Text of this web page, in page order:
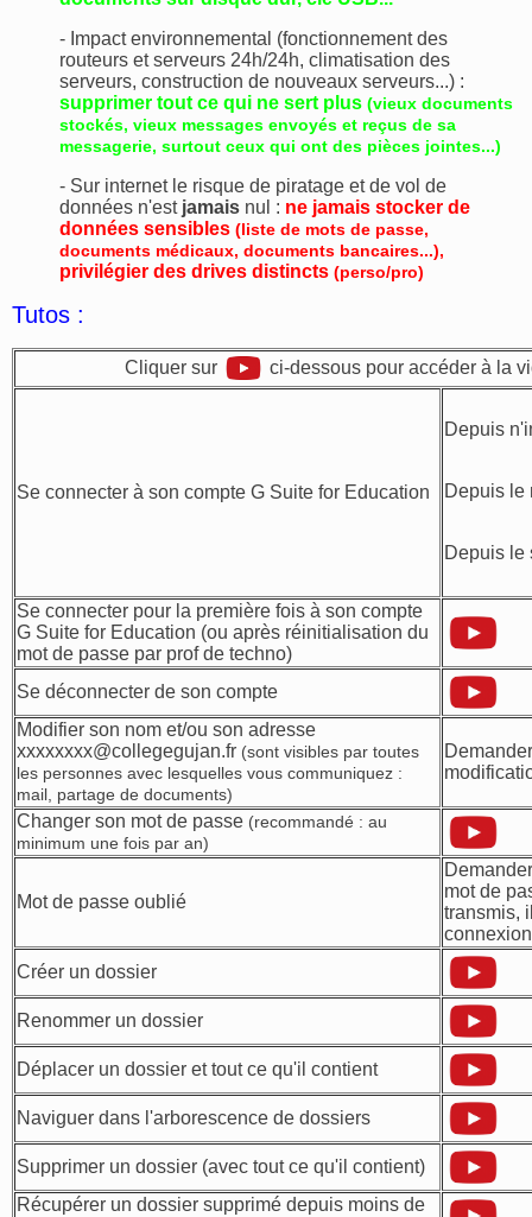
- Impact environnemental (fonctionnement des
routeurs et serveurs 24h/24h, climatisation des
serveurs, construction de nouveaux serveurs...) :
supprimer tout ce qui ne sert plus (vieux documents
stockés, vieux messages envoyés et reçus de sa
messagerie, surtout ceux qui ont des pièces jointes...)
- Sur internet le risque de piratage et de vol de
données n'est jamais nul : ne jamais stocker de
données sensibles (liste de mots de passe,
documents médicaux, documents bancaires...),
privilégier des drives distincts (perso/pro)
Tutos :
Cliquer sur ci-dessous pour accéder à la
Se connecter à son compte G Suite for Education
Depuis
Depuis le
Depuis
Se connecter pour la première fois à son compte
G Suite for Education (ou après réinitialisation du
mot de passe par prof de techno)
Se déconnecter de son compte
Modifier son nom et/ou son adresse
xxxxxxxx@collegegujan.fr (sont visibles par toutes
les personnes avec lesquelles vous communiquez :
mail, partage de documents)
Changer son mot de passe (recommandé : au
minimum une fois par an)
Mot de passe oublié
mot de
transmis,
Créer un dossier
Renommer un dossier
Déplacer un dossier et tout ce qu'il contient
Naviguer dans l'arborescence de dossiers
Supprimer un dossier (avec tout ce qu'il contient)
Récupérer un dossier supprimé depuis moins de